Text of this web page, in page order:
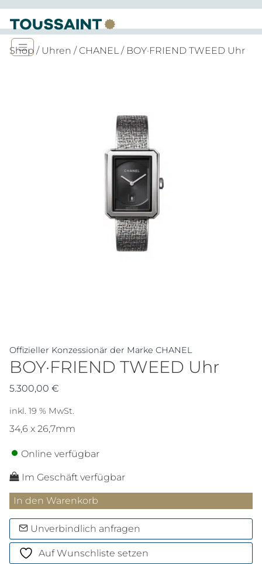
Shop / Uhren / CHANEL/ BOY·FRIEND TWEED Uhr
Offizieller Konzessionär der Marke CHANEL
BOY·FRIEND TWEED Uhr
5.300,00 €
inkl. 19 % MwSt.
34,6 x 26,7mm
Online verfügbar
Im Geschäft verfügbar
BOY·FRIEND
TWEED
Uhr
Menge
In den Warenkorb
Unverbindlich anfragen
Auf Wunschliste setzen